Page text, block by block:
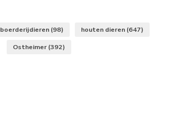
boerderijdieren (98) houten dieren (647)
Ostheimer (392)